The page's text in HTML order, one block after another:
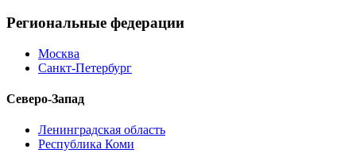
Региональные федерации
Москва
Санкт-Петербург
Северо-Запад
Ленинградская область
Республика Коми